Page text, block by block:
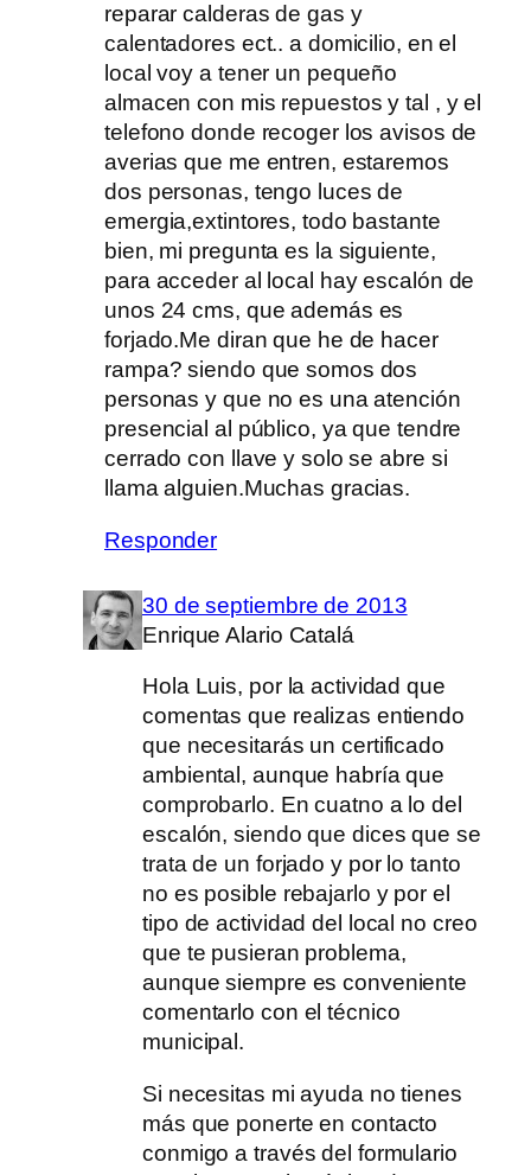
reparar calderas de gas y
calentadores ect.. a domicilio, en el
local voy a tener un pequeño
almacen con mis repuestos y tal , y el
telefono donde recoger los avisos de
averias que me entren, estaremos
dos personas, tengo luces de
emergia,extintores, todo bastante
bien, mi pregunta es la siguiente,
para acceder al local hay escalón de
unos 24 cms, que además es
forjado.Me diran que he de hacer
rampa? siendo que somos dos
personas y que no es una atención
presencial al público, ya que tendre
cerrado con llave y solo se abre si
llama alguien.Muchas gracias.
Responder
30 de septiembre de 2013
Enrique Alario Catalá
Hola Luis, por la actividad que
comentas que realizas entiendo
que necesitarás un certificado
ambiental, aunque habría que
comprobarlo. En cuatno a lo del
escalón, siendo que dices que se
trata de un forjado y por lo tanto
no es posible rebajarlo y por el
tipo de actividad del local no creo
que te pusieran problema,
aunque siempre es conveniente
comentarlo con el técnico
municipal.
Si necesitas mi ayuda no tienes
más que ponerte en contacto
conmigo a través del formulario